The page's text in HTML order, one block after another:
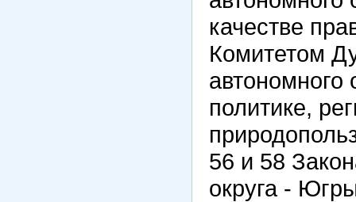
качестве
Комитетом
автономного
политике,
56 и 58
округа -